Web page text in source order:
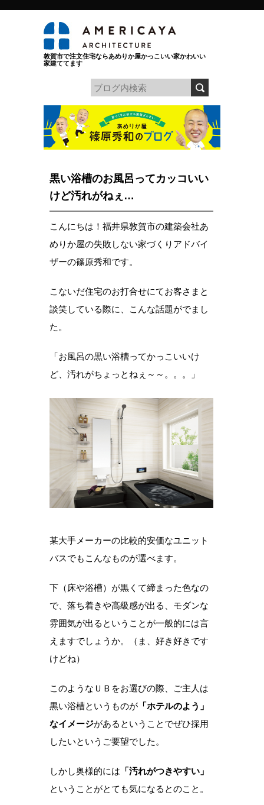
敦賀市で注文住宅ならあめりか屋かっこいい家かわいい
家建ててます
黒い浴槽のお風呂ってカッコいい
けど汚れがねぇ…
こんにちは！福井県敦賀市の建築会社あ
めりか屋の失敗しない家づくりアドバイ
ザーの篠原秀和です。
こないだ住宅のお打合せにてお客さまと
談笑している際に、こんな話題がでまし
た。
「お風呂の黒い浴槽ってかっこいいけ
ど、汚れがちょっとねぇ～～。。。」
某大手メーカーの比較的安価なユニット
バスでもこんなものが選べます。
下（床や浴槽）が黒くて締まった色なの
で、落ち着きや高級感が出る、モダンな
雰囲気が出るということが一般的には言
えますでしょうか。（ま、好き好きです
けどね）
このようなＵＢをお選びの際、ご主人は
黒い浴槽というものが 「ホテルのよう」
なイメージがあるということでぜひ採用
したいというご要望でした。
しかし奥様的には 「汚れがつきやすい」
ということがとても気になるとのこと。